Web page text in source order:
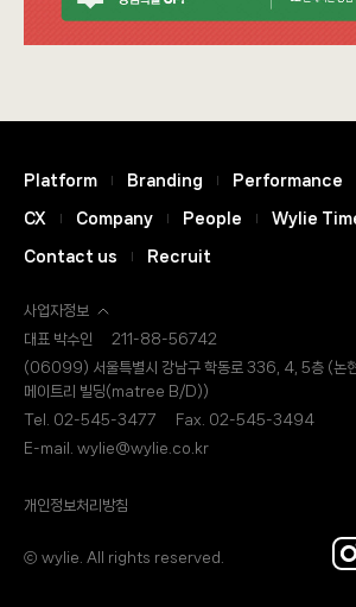
Platform Branding Performance
CX Company People Wylie
Contact us Recruit
사업자정보
대표 박수인
211-88-56742
(06099) 서울특별시 강남구 학동로 336, 4, 5층 (논
메이트리 빌딩(matree B/D))
Tel. 02-545-3477
Fax. 02-545-3494
E-mail. wylie@wylie.co.kr
개인정보처리방침
ⓒ wylie. All rights reserved.